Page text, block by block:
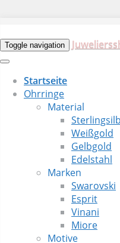
Toggle navigation
Startseite
Ohrringe
Material
Weißgold
Gelbgold
Edelstahl
Marken
Swarovski
Esprit
Vinani
Miore
Motive